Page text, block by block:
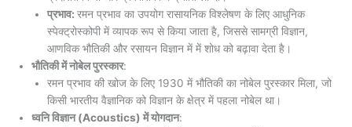
प्रभाव: रमन प्रभाव का उपयोग रासायनिक विश्लेषण के लिए आधुनिक
स्पेक्ट्रोस्कोपी में व्यापक रूप से किया जाता है, जिससे सामग्री विज्ञान,
आणविक भौतिकी और रसायन विज्ञान में में शोध को बढ़ावा देता है।
भौतिकी में नोबेल पुरस्कार:
रमन प्रभाव की खोज के लिए 1930 में भौतिकी का नोबेल पुरस्कार मिला, जो
किसी भारतीय वैज्ञानिक को विज्ञान के क्षेत्र में पहला नोबेल था।
ध्वनि विज्ञान (Acoustics) में योगदान: